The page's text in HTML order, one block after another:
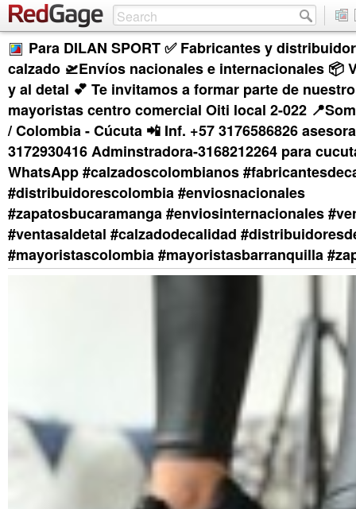
Para DILAN SPORT ✅ Fabricantes y
calzado 🛫Envíos nacionales e internacionales 📦
y al detal 💕 Te invitamos a formar parte de
mayoristas centro comercial Oiti local 2-022
/ Colombia - Cúcuta 📲 Inf. +57 3176586826
3172930416 Adminstradora-3168212264 para
WhatsApp #calzadoscolombianos
#distribuidorescolombia #enviosnacionales
#zapatosbucaramanga #enviosinternacionales
#ventasaldetal #calzadodecalidad
#mayoristascolombia #mayoristasbarranquilla